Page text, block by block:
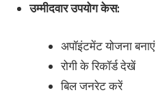
उम्मीदवार उपयोग केस:
अपॉइंटमेंट योजना बनाएं
रोगी के रिकॉर्ड देखें
बिल जनरेट करें